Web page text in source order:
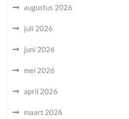
augustus 2026
juli 2026
juni 2026
mei 2026
april 2026
maart 2026